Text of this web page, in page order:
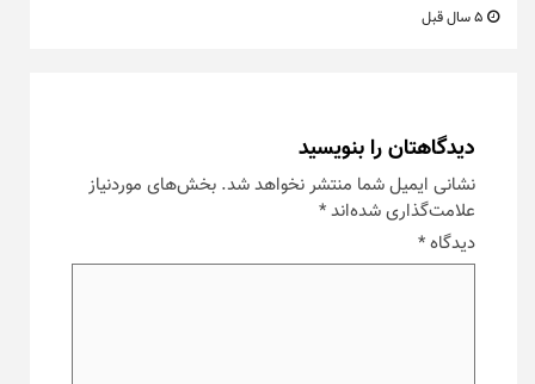
دیدگاهتان را بنویسید
نشانی ایمیل شما منتشر نخواهد شد. بخش‌های موردنیاز
علامت‌گذاری شده‌اند*
دیدگاه*